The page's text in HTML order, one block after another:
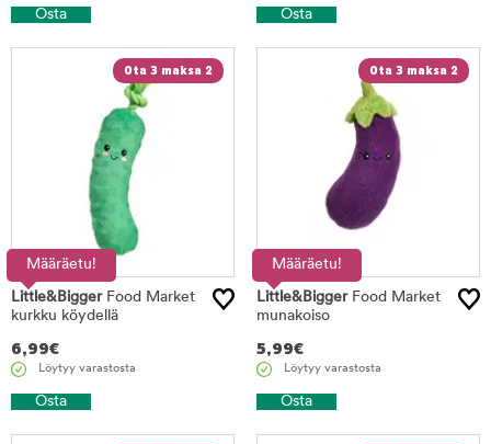
Osta Osta
Ota 3 maksa 2
Määräetu!
Little&BiggerFood Market
kurkku köydellä
6,99€
Löytyy varastosta
Osta
Ota 3 maksa 2
Määräetu!
Little&BiggerFood Market
munakoiso
5,99€
Löytyy varastosta
Osta